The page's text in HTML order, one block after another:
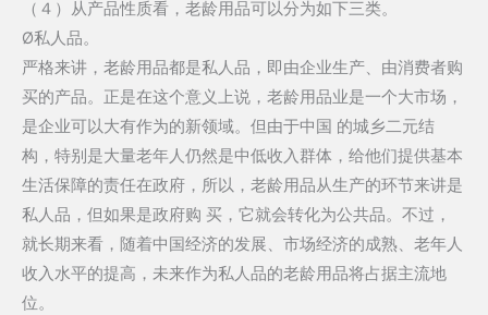
（４）从产品性质看，老龄用品可以分为如下三类。
Ø私人品。
严格来讲，老龄用品都是私人品，即由企业生产、由消费者购
买的产品。正是在这个意义上说，老龄用品业是一个大市场，
是企业可以大有作为的新领域。但由于中国 的城乡二元结
构，特别是大量老年人仍然是中低收入群体，给他们提供基本
生活保障的责任在政府，所以，老龄用品从生产的环节来讲是
私人品，但如果是政府购 买，它就会转化为公共品。不过，
就长期来看，随着中国经济的发展、市场经济的成熟、老年人
收入水平的提高，未来作为私人品的老龄用品将占据主流地
位。